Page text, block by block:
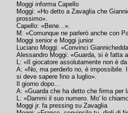
Moggi informa Capello
Moggi: «Ho detto a Zavaglia che
prossimo».
Capello: «Bene...».
M: «Comunque ne parlerò anche con
Moggi senior e Moggi junior
Luciano Moggi: «Convinci
Alessandro Moggi: «Guarda, si è fatta
L: «Il giocatore assolutamente non è
A: «No, ma perderlo no, è impossibile.
si deve sapere fino a luglio».
Il giorno dopo…
A: «Guarda che ha detto che firma per
L: «Dammi il suo numero. Mo' lo
Moggi jr. fa pressing su Zavaglia